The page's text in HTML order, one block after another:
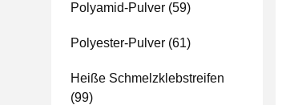
Polyamid-Pulver (59)
Polyester-Pulver (61)
Heiße Schmelzklebstreifen
(99)